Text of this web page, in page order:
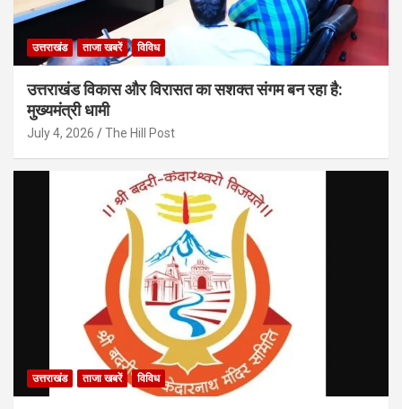
उत्तराखंड ताजा खबरें विविध
उत्तराखंड विकास और विरासत का सशक्त संगम बन रहा है:
मुख्यमंत्री धामी
July 4, 2026 The Hill Post
उत्तराखंड ताजा खबरें विविध